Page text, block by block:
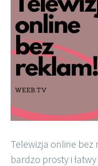
Telewizja online bez
bardzo prosty i